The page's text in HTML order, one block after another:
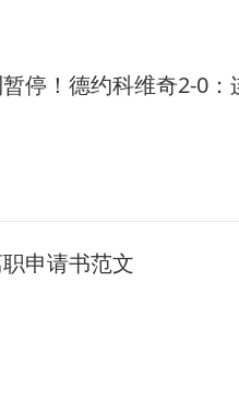
停！德约科维奇2-0
申请书范文